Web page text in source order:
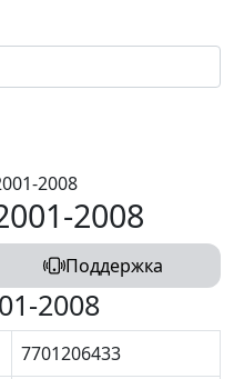
2008
2008
Поддержка
2008
7701206433